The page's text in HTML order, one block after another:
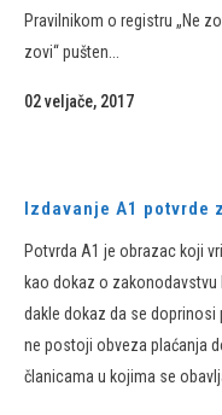
Pravilnikom o registru „Ne
zovi“ pušten...
02 veljače, 2017
Izdavanje A1 potvrde
Potvrda A1 je obrazac koji
kao dokaz o
dakle dokaz da se doprinosi
ne postoji obveza plaćanja
članicama u kojima se